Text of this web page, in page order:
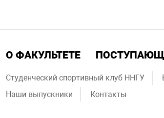
О ФАКУЛЬТЕТЕ
Студенческий спортивный клуб ННГУ
Наши выпускники
Контакты